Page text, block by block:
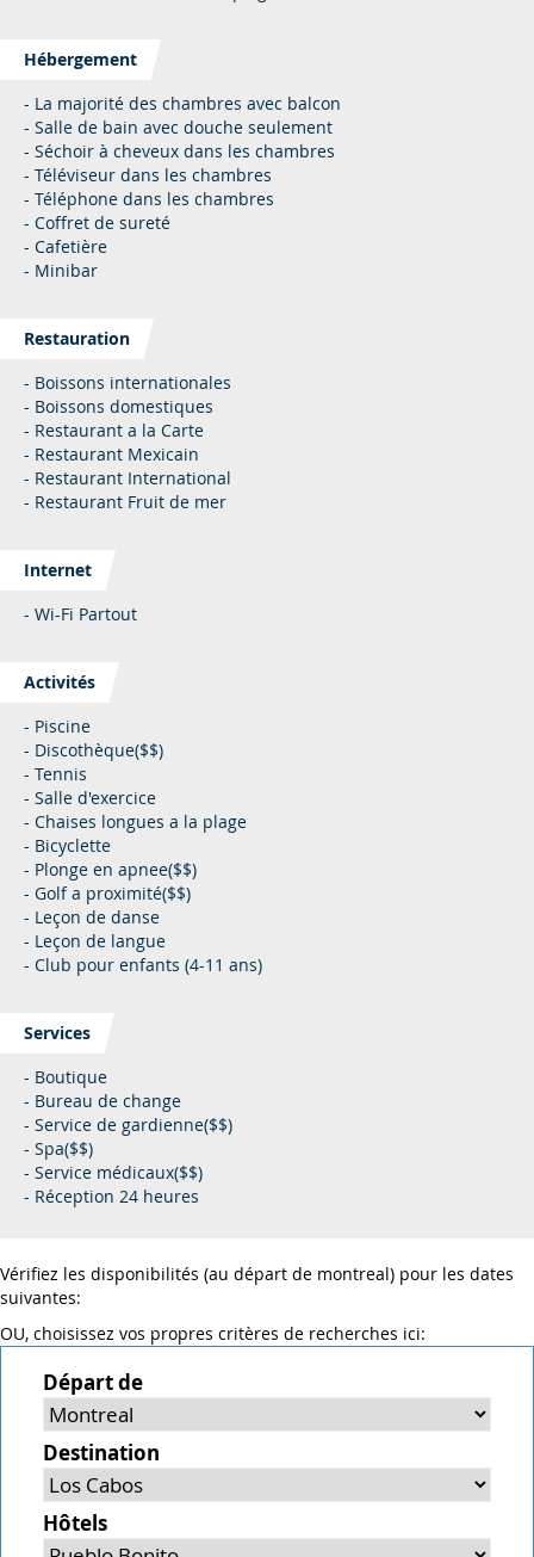
Hébergement
- La majorité des chambres avec balcon
- Salle de bain avec douche seulement
- Séchoir à cheveux dans les chambres
- Téléviseur dans les chambres
- Téléphone dans les chambres
- Coffret de sureté
- Cafetière
- Minibar
Restauration
- Boissons internationales
- Boissons domestiques
- Restaurant a la Carte
- Restaurant Mexicain
- Restaurant International
- Restaurant Fruit de mer
Internet
- Wi-Fi Partout
Activités
- Piscine
- Discothèque($$)
- Tennis
- Salle d'exercice
- Chaises longues a la plage
- Bicyclette
- Plonge en apnee($$)
- Golf a proximité($$)
- Leçon de danse
- Leçon de langue
- Club pour enfants (4-11 ans)
Services
- Boutique
- Bureau de change
- Service de gardienne($$)
- Spa($$)
- Service médicaux($$)
- Réception 24 heures
Vérifiez les disponibilités (au départ de montreal) pour les dates
suivantes:
OU, choisissez vos propres critères de recherches ici:
Départ de
Destination
Hôtels